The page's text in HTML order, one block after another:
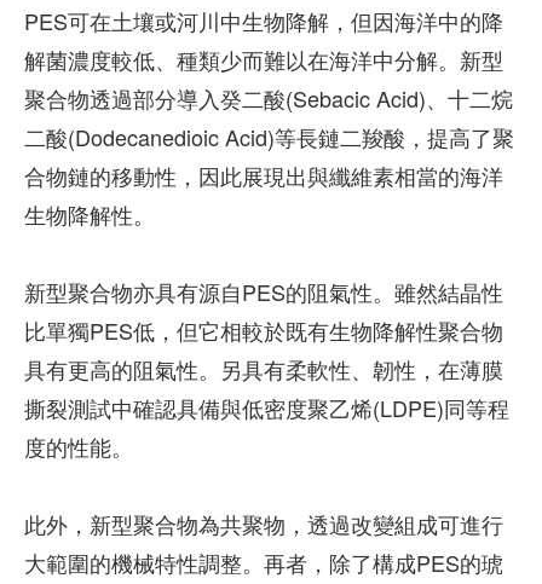
PES可在土壤或河川中生物降解，但因海洋中的降
解菌濃度較低、種類少而難以在海洋中分解。新型
聚合物透過部分導入癸二酸(Sebacic Acid)、十二烷
二酸(Dodecanedioic Acid)等長鏈二羧酸，提高了聚
合物鏈的移動性，因此展現出與纖維素相當的海洋
生物降解性。
新型聚合物亦具有源自PES的阻氣性。雖然結晶性
比單獨PES低，但它相較於既有生物降解性聚合物
具有更高的阻氣性。另具有柔軟性、韌性，在薄膜
撕裂測試中確認具備與低密度聚乙烯(LDPE)同等程
度的性能。
此外，新型聚合物為共聚物，透過改變組成可進行
大範圍的機械特性調整。再者，除了構成PES的琥